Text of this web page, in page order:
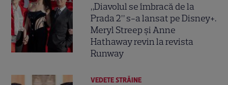
„Diavolul se îmbracă de la
Prada 2” s-a lansat pe Disney+.
Meryl Streep și Anne
Hathaway revin la revista
Runway
VEDETE STRĂINE